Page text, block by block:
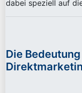
dabei speziell auf
Die